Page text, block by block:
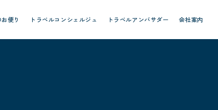
便り トラベルコンシェルジュ トラベルアンバサダー 会社案内